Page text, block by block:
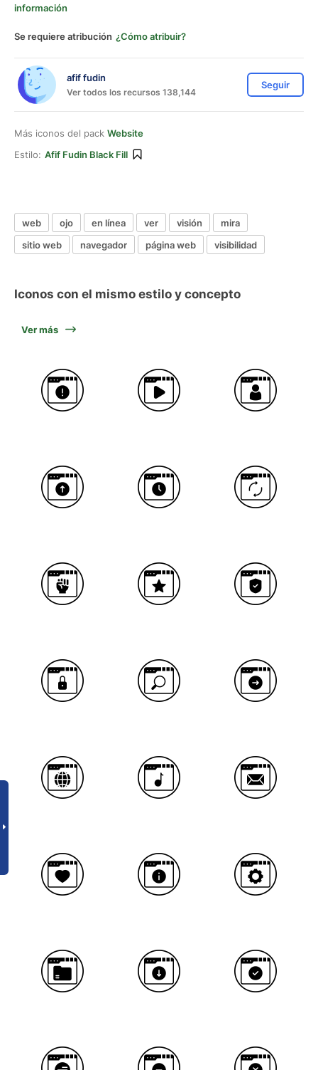
información
Se requiere atribución ¿Cómo atribuir?
afif fudin
Ver todos los recursos 138,144
Seguir
Más iconos del pack Website
Estilo: Afif Fudin Black Fill
web ojo en línea ver visión
mira
sitio web
navegador página web visibilidad
Iconos con el mismo estilo y concepto
Ver más